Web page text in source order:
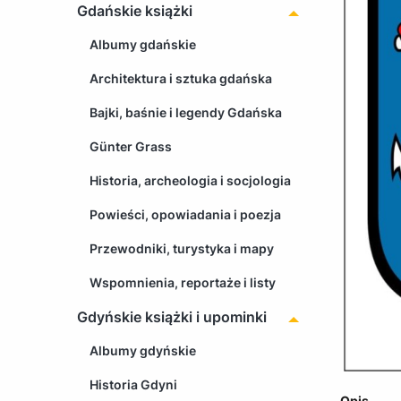
Gdańskie książki
Albumy gdańskie
Architektura i sztuka gdańska
Bajki, baśnie i legendy Gdańska
Günter Grass
Historia, archeologia i socjologia
Powieści, opowiadania i poezja
Przewodniki, turystyka i mapy
Wspomnienia, reportaże i listy
Gdyńskie książki i upominki
Albumy gdyńskie
Historia Gdyni